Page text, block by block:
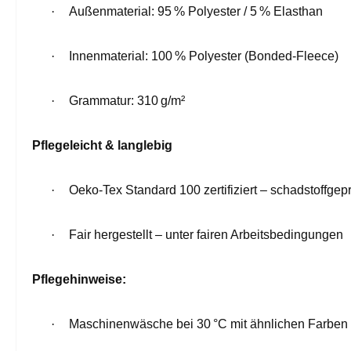
· Außenmaterial: 95 % Polyester / 5 % Elasthan
· Innenmaterial: 100 % Polyester (Bonded-Fleece)
· Grammatur: 310 g/m²
Pflegeleicht & langlebig
· Oeko-Tex Standard 100 zertifiziert –
· Fair hergestellt – unter fairen Arbeitsbedingungen
Pflegehinweise:
· Maschinenwäsche bei 30 °C mit ähnlichen Farben